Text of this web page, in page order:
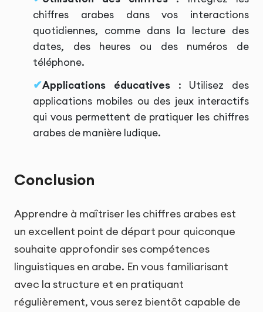
chiffres arabes dans vos interactions
quotidiennes, comme dans la lecture des
dates, des heures ou des numéros de
téléphone.
Applications éducatives: Utilisez des
applications mobiles ou des jeux interactifs
qui vous permettent de pratiquer les chiffres
arabes de manière ludique.
Conclusion
Apprendre à maîtriser les chiffres arabes est
un excellent point de départ pour quiconque
souhaite approfondir ses compétences
linguistiques en arabe. En vous familiarisant
avec la structure et en pratiquant
régulièrement, vous serez bientôt capable de